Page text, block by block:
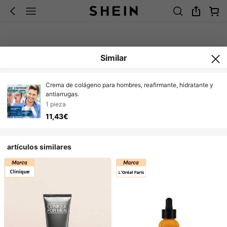
Similar
Crema de colágeno para hombres, reafirmante, hidratante y
antiarrugas.
1 pieza
11,43€
artículos similares